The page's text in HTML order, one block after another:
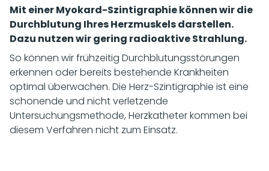
Mit einer Myokard-Szintigraphie können wir die
Durchblutung Ihres Herzmuskels darstellen.
Dazu nutzen wir gering radioaktive Strahlung.
So können wir frühzeitig Durchblutungsstörungen
erkennen oder bereits bestehende Krankheiten
optimal überwachen. Die Herz-Szintigraphie ist eine
schonende und nicht verletzende
Untersuchungsmethode, Herzkatheter kommen bei
diesem Verfahren nicht zum Einsatz.